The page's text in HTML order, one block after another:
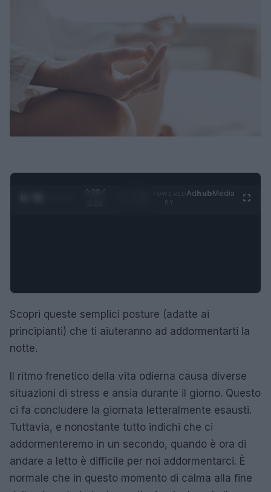
0:29 /
AdhubMedia
Scopri queste semplici posture (adatte ai
principianti) che ti aiuteranno ad addormentarti la
notte.
Il ritmo frenetico della vita odierna causa diverse
situazioni di stress e ansia durante il giorno. Questo
ci fa concludere la giornata letteralmente esausti.
Tuttavia, e nonostante tutto indichi che ci
addormenteremo in un secondo, quando è ora di
andare a letto è difficile per noi addormentarci. È
normale che in questo momento di calma alla fine